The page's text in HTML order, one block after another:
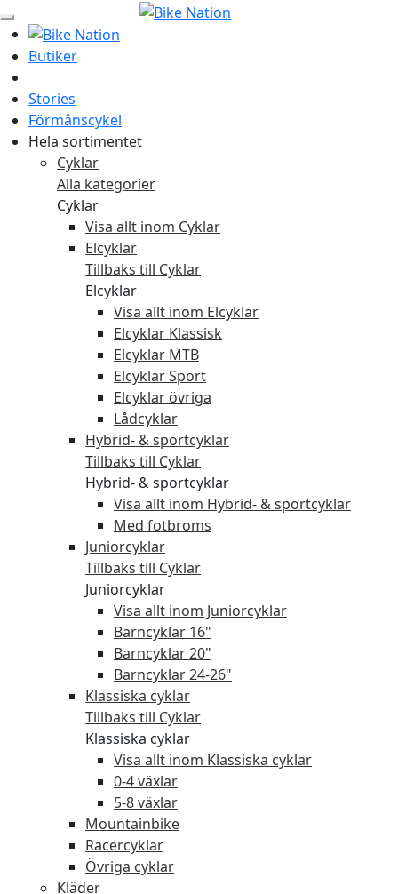
Butiker
Stories
Förmånscykel
Hela sortimentet
Cyklar
Alla kategorier
Cyklar
Visa allt inom Cyklar
Elcyklar
Tillbaks till Cyklar
Elcyklar
Visa allt inom Elcyklar
Elcyklar Klassisk
Elcyklar MTB
Elcyklar Sport
Elcyklar övriga
Lådcyklar
Hybrid- & sportcyklar
Tillbaks till Cyklar
Hybrid- & sportcyklar
Visa allt inom Hybrid- & sportcyklar
Med fotbroms
Juniorcyklar
Tillbaks till Cyklar
Juniorcyklar
Visa allt inom Juniorcyklar
Barncyklar 16"
Barncyklar 20"
Barncyklar 24-26"
Klassiska cyklar
Tillbaks till Cyklar
Klassiska cyklar
Visa allt inom Klassiska cyklar
0-4 växlar
5-8 växlar
Mountainbike
Racercyklar
Övriga cyklar
Kläder